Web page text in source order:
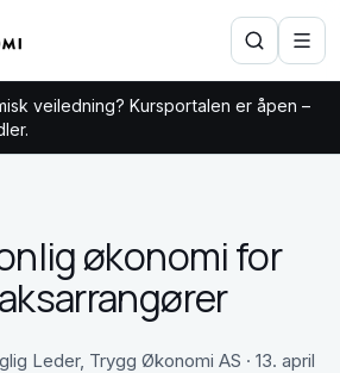
veiledning? Kursportalen er åpen –
økonomi for
Leder, Trygg Økonomi AS · 13. april